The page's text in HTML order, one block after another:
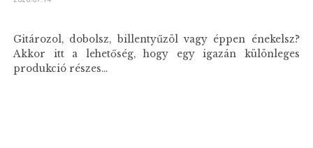
Gitározol, dobolsz, billentyűzöl vagy éppen énekelsz?
Akkor itt a lehetőség, hogy egy igazán különleges
produkció részes...